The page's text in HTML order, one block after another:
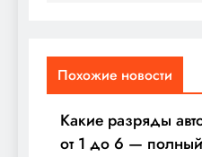
Похожие новости
Какие разряды
от 1 до 6 —